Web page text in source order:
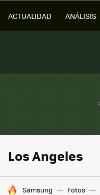
ACTUALIDAD ANÁLISIS
Los Angeles
HOY SE HABLA DE
Samsung Fotos